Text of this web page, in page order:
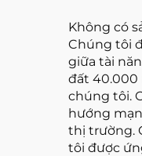
Không có
Chúng tôi
giữa tài
đất 40.000
chúng tôi.
hướng
thị trường.
tôi được